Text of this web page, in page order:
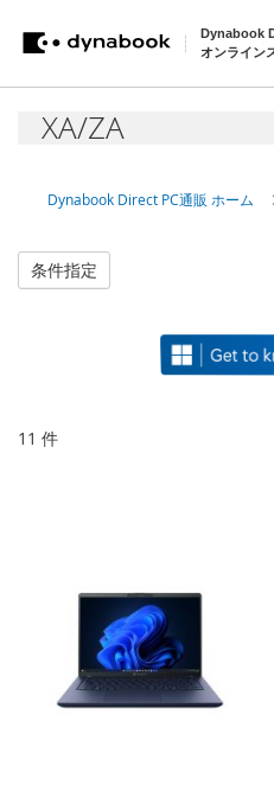
Dynabook
オンライン
ツ
に
XA/ZA
Dynabook Direct PC通販 ホーム
11 件
条件指定